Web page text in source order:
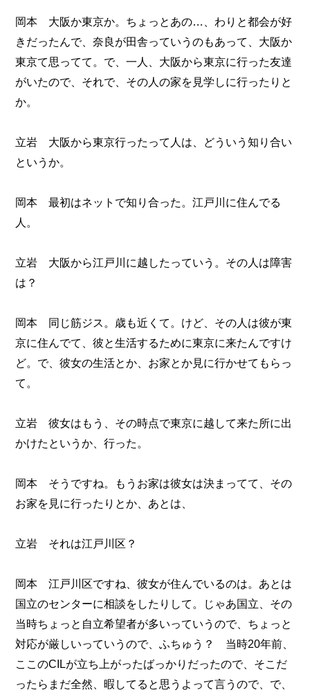
岡本 大阪か東京か。ちょっとあの…、わりと都会が好
きだったんで、奈良が田舎っていうのもあって、大阪か
東京て思ってて。で、一人、大阪から東京に行った友達
がいたので、それで、その人の家を見学しに行ったりと
か。
立岩 大阪から東京行ったって人は、どういう知り合い
というか。
岡本 最初はネットで知り合った。江戸川に住んでる
人。
立岩 大阪から江戸川に越したっていう。その人は障害
は？
岡本 同じ筋ジス。歳も近くて。けど、その人は彼が東
京に住んでて、彼と生活するために東京に来たんですけ
ど。で、彼女の生活とか、お家とか見に行かせてもらっ
て。
立岩 彼女はもう、その時点で東京に越して来た所に出
かけたというか、行った。
岡本 そうですね。もうお家は彼女は決まってて、その
お家を見に行ったりとか、あとは、
立岩 それは江戸川区？
岡本 江戸川区ですね、彼女が住んでいるのは。あとは
国立のセンターに相談をしたりして。じゃあ国立、その
当時ちょっと自立希望者が多いっていうので、ちょっと
対応が厳しいっていうので、ふちゅう？ 当時20年前、
ここのCILが立ち上がったばっかりだったので、そこだ
ったらまだ全然、暇してると思うよって言うので、で、